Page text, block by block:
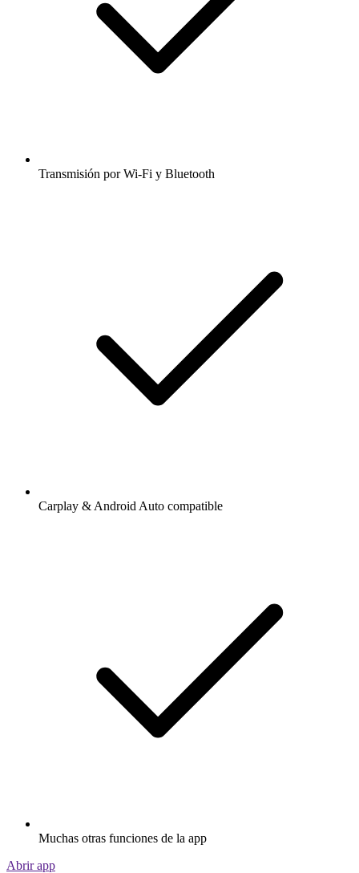
Transmisión por Wi-Fi y Bluetooth
Carplay & Android Auto compatible
Muchas otras funciones de la app
Abrir app